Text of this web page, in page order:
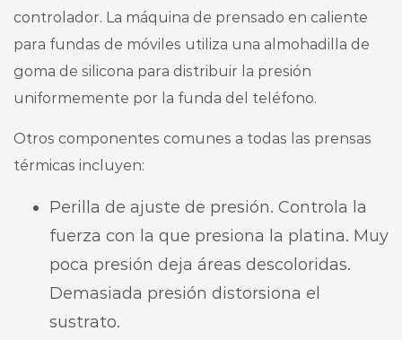
controlador. La máquina de prensado en caliente
para fundas de móviles utiliza una almohadilla de
goma de silicona para distribuir la presión
uniformemente por la funda del teléfono.
Otros componentes comunes a todas las prensas
térmicas incluyen:
Perilla de ajuste de presión. Controla la
fuerza con la que presiona la platina. Muy
poca presión deja áreas descoloridas.
Demasiada presión distorsiona el
sustrato.